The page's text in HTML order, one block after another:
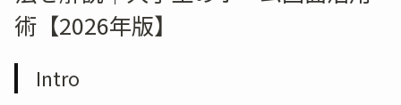
術【2026年版】
Intro